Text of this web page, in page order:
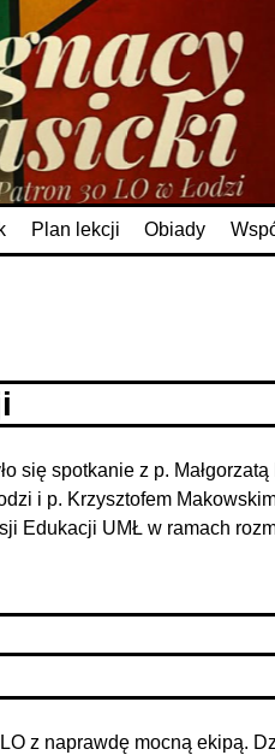
Plan lekcji Obiady
się spotkanie z p.
i p. Krzysztofem
Edukacji UMŁ w ramach
z naprawdę mocną ekipą.